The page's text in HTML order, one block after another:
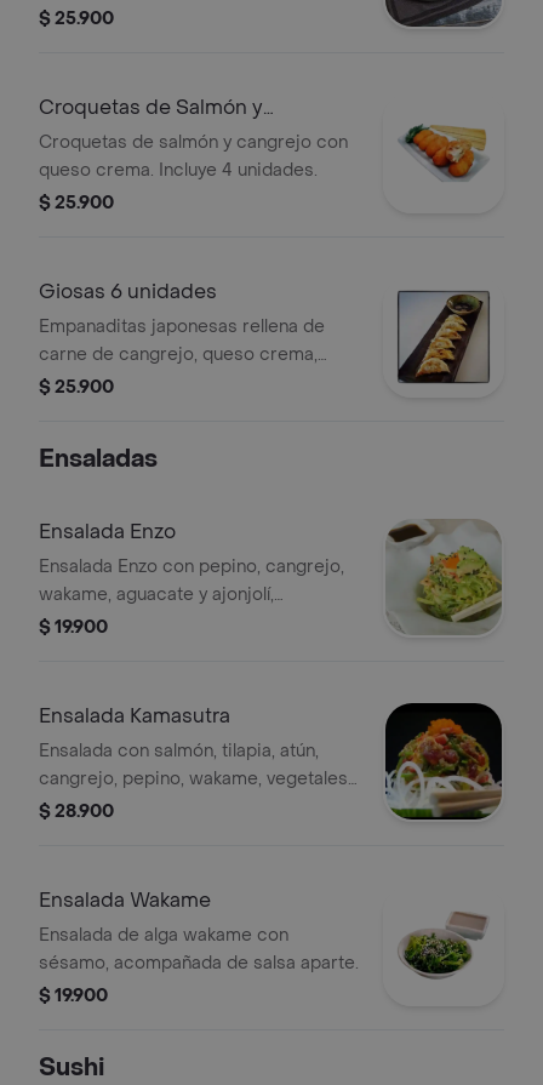
$ 25.900
Croquetas de Salmón y
Cangrejo(4u)
Croquetas de salmón y cangrejo con
queso crema. Incluye 4 unidades.
$ 25.900
Giosas 6 unidades
Empanaditas japonesas rellena de
carne de cangrejo, queso crema,
cebolla larga .
$ 25.900
Ensaladas
Ensalada Enzo
Ensalada Enzo con pepino, cangrejo,
wakame, aguacate y ajonjolí,
acompañada de salsa de la casa.
$ 19.900
Ensalada Kamasutra
Ensalada con salmón, tilapia, atún,
cangrejo, pepino, wakame, vegetales
tempura, aguacate , salsa picante.
$ 28.900
Ensalada Wakame
Ensalada de alga wakame con
sésamo, acompañada de salsa aparte.
$ 19.900
Sushi